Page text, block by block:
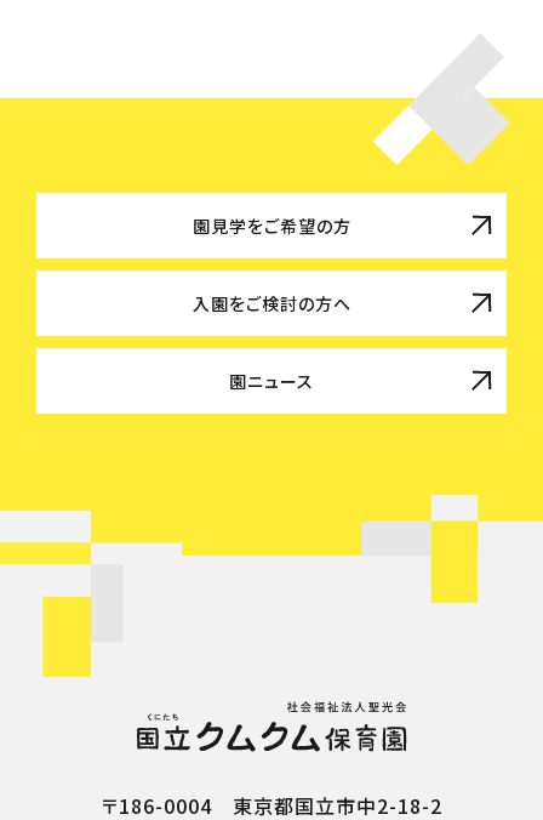
園見学をご希望の方
入園をご検討の方へ
園ニュース
〒186-0004 東京都国立市中2-18-2